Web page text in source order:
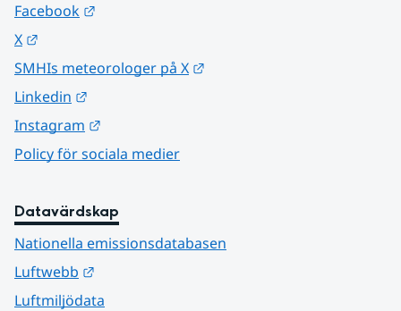
Facebook
X
SMHIs meteorologer på X
Linkedin
Instagram
Policy för sociala medier
Datavärdskap
Nationella emissionsdatabasen
Luftwebb
Luftmiljödata